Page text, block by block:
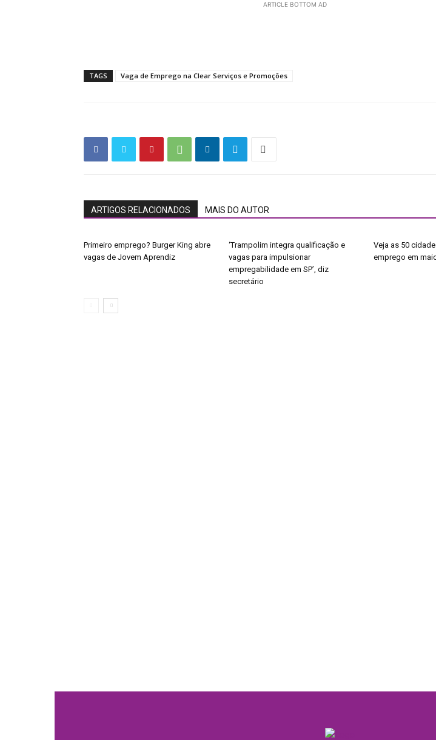
ARTICLE BOTTOM AD
TAGS Vaga de Emprego na Clear Serviços e Promoções
ARTIGOS RELACIONADOS MAIS DO AUTOR
Primeiro emprego? Burger King abre
vagas de Jovem Aprendiz
‘Trampolim integra qualificação e
vagas para impulsionar
empregabilidade em SP’, diz
secretário
Veja as 50
emprego em